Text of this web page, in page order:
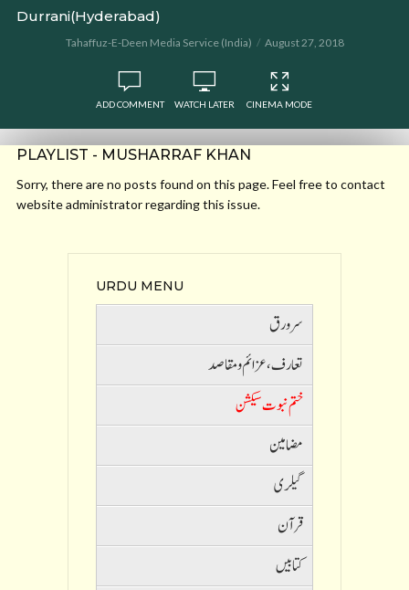
Durrani(Hyderabad)
Tahaffuz-E-Deen Media Service (India) August 27, 2018
ADD COMMENT WATCH LATER CINEMA MODE
PLAYLIST - MUSHARRAF KHAN
Sorry, there are no posts found on this page. Feel free to contact
website administrator regarding this issue.
URDU MENU
سرورق
تعارف ،عزائم و مقاصد
ختم نبوت سیکشن
مضامین
گیلری
قرآن
کتابیں